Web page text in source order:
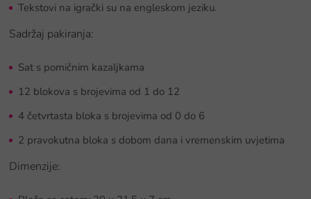
Tekstovi na igrački su na engleskom jeziku.
Sadržaj pakiranja:
Sat s pomičnim kazaljkama
12 blokova s brojevima od 1 do 12
4 četvrtasta bloka s brojevima od 0 do 6
2 pravokutna bloka s dobom dana i vremenskim uvjetima
Dimenzije: